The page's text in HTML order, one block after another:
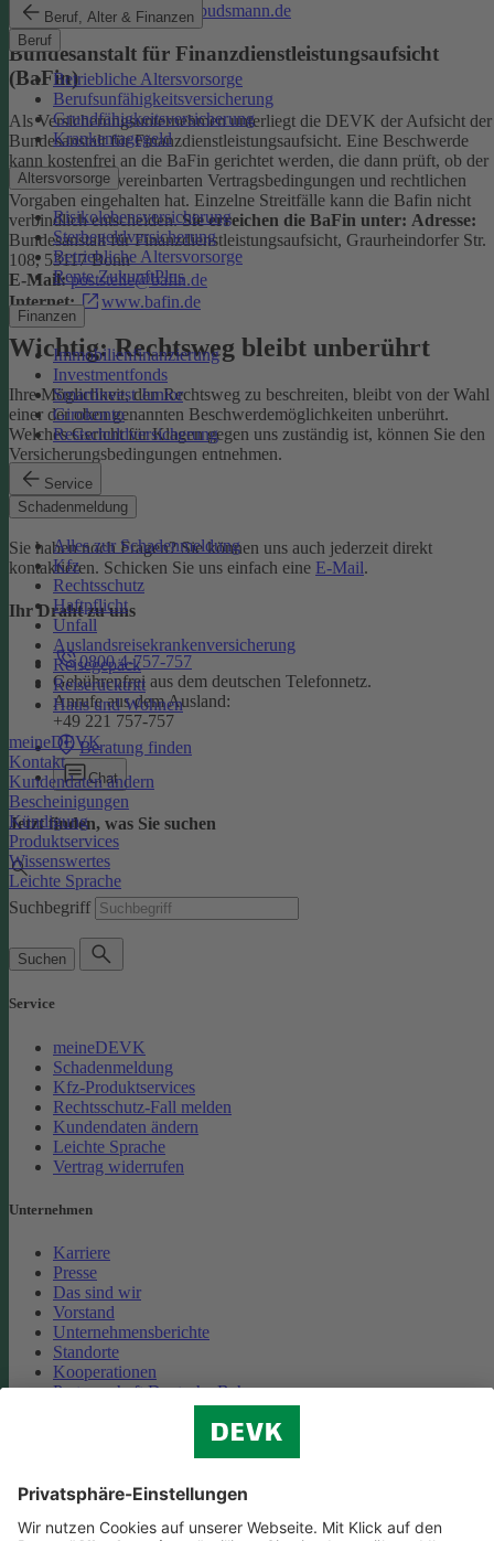
Beruf, Alter & Finanzen
Beruf
Betriebliche Altersvorsorge
Berufsunfähigkeitsversicherung
Grundfähigkeitsversicherung
Krankentagegeld
Altersvorsorge
Risikolebensversicherung
Sterbegeldversicherung
Betriebliche Altersvorsorge
Rente ZukunftPlus
Finanzen
Immobilienfinanzierung
Investmentfonds
SmartInvest Junior
Girokonto
Restschuldversicherung
Service
Schadenmeldung
Alles zur Schadenmeldung
Kfz
Rechtsschutz
Haftpflicht
Unfall
Auslandsreisekrankenversicherung
Reisegepäck
Reiserücktritt
Haus und Wohnen
meineDEVK
Kontakt
Kundendaten ändern
Bescheinigungen
Kündigung
Produktservices
Wissenswertes
Leichte Sprache
Internet:
www.pkv-ombudsmann.de
Bundesanstalt für Finanzdienstleistungsaufsicht
(BaFin)
Als Versicherungsunternehmen unterliegt die DEVK der Aufsicht der
Bundesanstalt für Finanzdienstleistungsaufsicht. Eine Beschwerde
kann kostenfrei an die BaFin gerichtet werden, die dann prüft, ob der
Versicherer die vereinbarten Vertragsbedingungen und rechtlichen
Vorgaben eingehalten hat. Einzelne Streitfälle kann die Bafin nicht
verbindlich entscheiden.Sie erreichen die BaFin unter: Adresse:
Bundesanstalt für Finanzdienstleistungsaufsicht, Graurheindorfer Str.
108, 53117 Bonn
E-Mail: poststelle@bafin.de
Internet:
www.bafin.de
Wichtig: Rechtsweg bleibt unberührt
Ihre Möglichkeit, den Rechtsweg zu beschreiten, bleibt von der Wahl
einer der oben genannten Beschwerdemöglichkeiten unberührt.
Welches Gericht für Klagen gegen uns zuständig ist, können Sie den
Versicherungsbedingungen entnehmen.
Kontakt
Sie haben noch Fragen? Sie können uns auch jederzeit direkt
kontaktieren. Schicken Sie uns einfach eine E-Mail.
Ihr Draht zu uns
0800 4-757-757
Gebührenfrei aus dem deutschen Telefonnetz.
Anrufe aus dem Ausland:
+49 221 757-757
Beratung finden
Chat
Jetzt finden, was Sie suchen
Suchbegriff
Suchen
Service
meineDEVK
Schadenmeldung
Kfz-Produktservices
Rechtsschutz-Fall melden
Kundendaten ändern
Leichte Sprache
Vertrag widerrufen
Unternehmen
Karriere
Presse
Das sind wir
Vorstand
Unternehmensberichte
Standorte
Kooperationen
Partnerschaft Deutsche Bahn